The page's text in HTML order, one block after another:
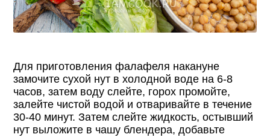
Для приготовления фалафеля накануне
замочите сухой нут в холодной воде на 6-8
часов, затем воду слейте, горох промойте,
залейте чистой водой и отваривайте в течение
30-40 минут. Затем слейте жидкость, остывший
нут выложите в чашу блендера, добавьте